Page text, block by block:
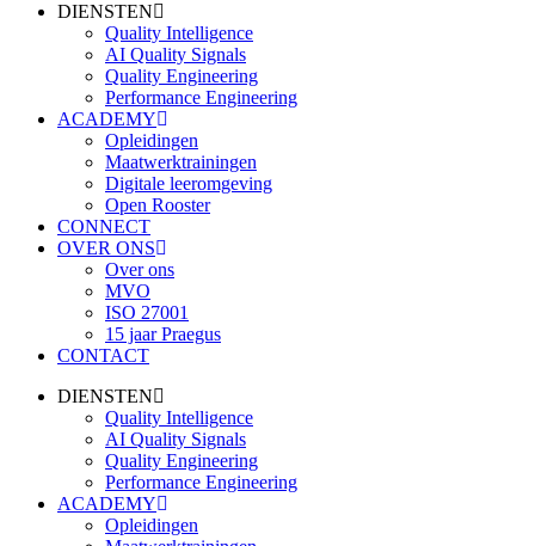
DIENSTEN
Quality Intelligence
AI Quality Signals
Quality Engineering
Performance Engineering
ACADEMY
Opleidingen
Maatwerktrainingen
Digitale leeromgeving
Open Rooster
CONNECT
OVER ONS
Over ons
MVO
ISO 27001
15 jaar Praegus
CONTACT
DIENSTEN
Quality Intelligence
AI Quality Signals
Quality Engineering
Performance Engineering
ACADEMY
Opleidingen